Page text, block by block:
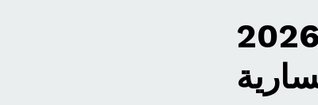
حقيقة نظام البرماويين الجديد 2026